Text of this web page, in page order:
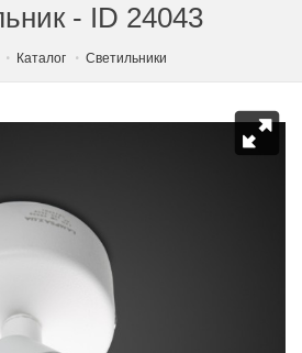
- ID 24043
Каталог Светильники